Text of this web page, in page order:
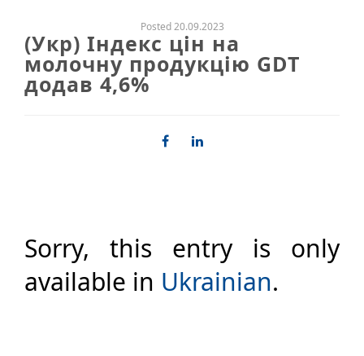
Posted 20.09.2023
(Укр) Індекс цін на
молочну продукцію GDT
додав 4,6%
Sorry, this entry is only
available in Ukrainian.